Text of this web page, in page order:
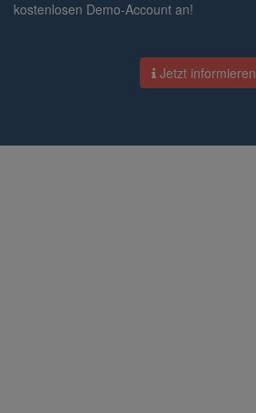
kostenlosen Demo-Account an!
Jetzt informieren